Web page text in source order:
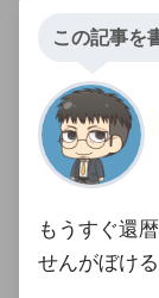
この記事を
もうすぐ還
せんがぼけ